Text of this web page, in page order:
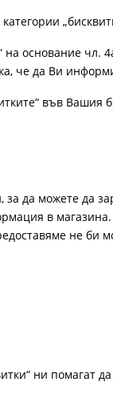
основание чл.
че да Ви
във
да можете да
в
не
ни